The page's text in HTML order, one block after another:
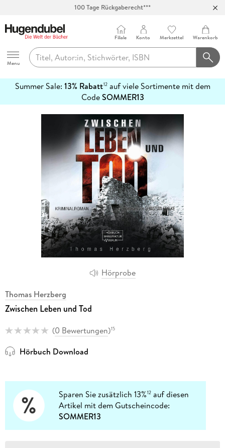
100 Tage Rückgaberecht***
Hugendubel
Menu
Filiale Konto Merkzettel Warenkorb
Summer Sale: 13% Rabatt12auf viele Sortimente mit dem
CodeSOMMER13
erfahren
Hörprobe
Thomas Herzberg
Zwischen Leben und Tod
(0 Bewertungen)15
Hörbuch Download
Sparen Sie zusätzlich 13%12 auf diesen
Artikel mit dem Gutscheincode:
SOMMER13